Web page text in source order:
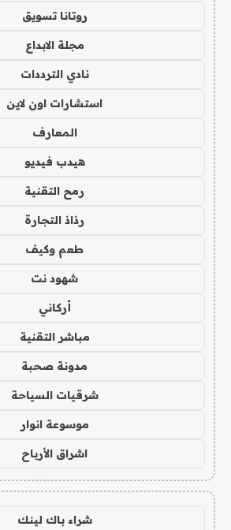
روتانا تسويق
مجلة الابداع
نادي الترددات
استشارات اون لاين
المعارف
هيدب فيديو
رمح التقنية
رذاذ التجارة
طعم وكيف
شهود نت
أركاني
مباشر التقنية
مدونة صحبة
شرقيات السياحة
موسوعة انوار
اشراق الأرباح
شراء باك لينك